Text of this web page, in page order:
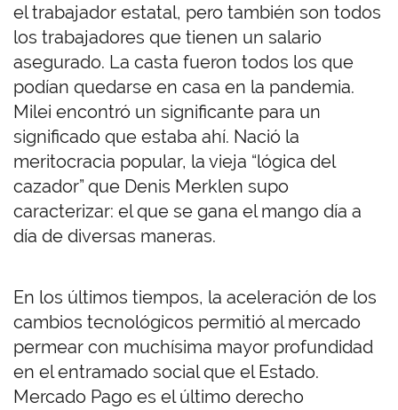
el trabajador estatal, pero también son todos
los trabajadores que tienen un salario
asegurado. La casta fueron todos los que
podían quedarse en casa en la pandemia.
Milei encontró un significante para un
significado que estaba ahí. Nació la
meritocracia popular, la vieja “lógica del
cazador” que Denis Merklen supo
caracterizar: el que se gana el mango día a
día de diversas maneras.
En los últimos tiempos, la aceleración de los
cambios tecnológicos permitió al mercado
permear con muchísima mayor profundidad
en el entramado social que el Estado.
Mercado Pago es el último derecho